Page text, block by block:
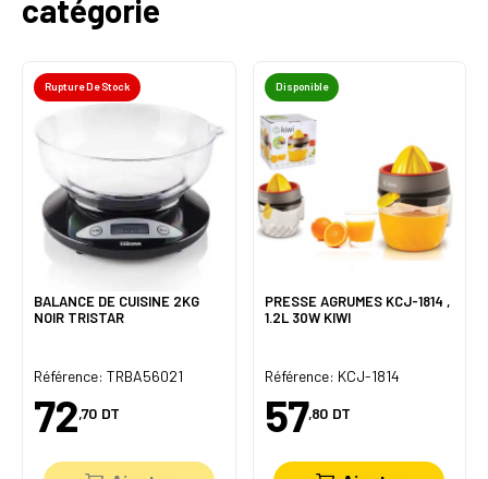
catégorie
Rupture De Stock
BALANCE DE CUISINE 2KG
NOIR TRISTAR
Référence: TRBA56021
72,70 DT
Disponible
PRESSE AGRUMES KCJ-1814 ,
1.2L 30W KIWI
Référence: KCJ-1814
57,80 DT